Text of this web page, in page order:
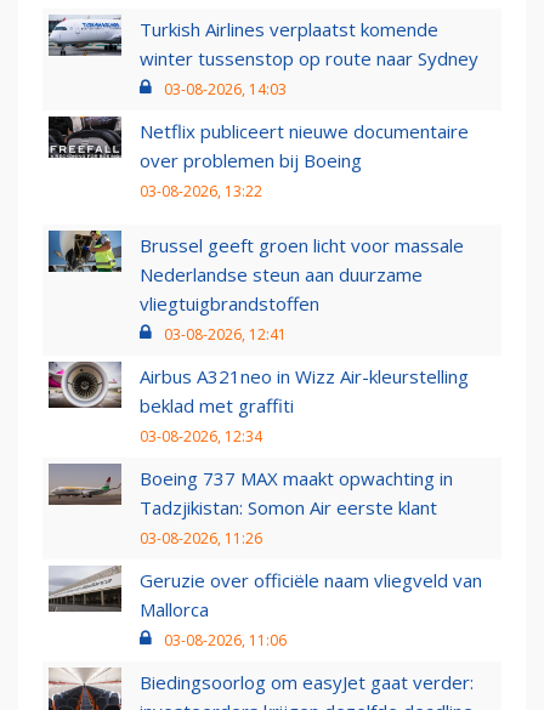
Turkish Airlines verplaatst komende
winter tussenstop op route naar Sydney
03-08-2026, 14:03
Netflix publiceert nieuwe documentaire
over problemen bij Boeing
03-08-2026, 13:22
Brussel geeft groen licht voor massale
Nederlandse steun aan duurzame
vliegtuigbrandstoffen
03-08-2026, 12:41
Airbus A321neo in Wizz Air-kleurstelling
beklad met graffiti
03-08-2026, 12:34
Boeing 737 MAX maakt opwachting in
Tadzjikistan: Somon Air eerste klant
03-08-2026, 11:26
Geruzie over officiële naam vliegveld van
Mallorca
03-08-2026, 11:06
Biedingsoorlog om easyJet gaat verder: